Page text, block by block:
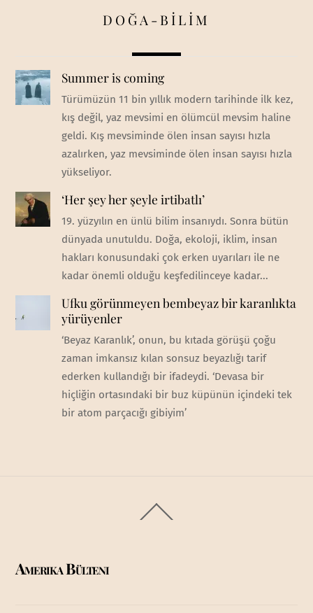
DOĞA-BİLİM
Summer is coming
Türümüzün 11 bin yıllık modern tarihinde ilk kez,
kış değil, yaz mevsimi en ölümcül mevsim haline
geldi. Kış mevsiminde ölen insan sayısı hızla
azalırken, yaz mevsiminde ölen insan sayısı hızla
yükseliyor.
‘Her şey her şeyle irtibatlı’
19. yüzyılın en ünlü bilim insanıydı. Sonra bütün
dünyada unutuldu. Doğa, ekoloji, iklim, insan
hakları konusundaki çok erken uyarıları ile ne
kadar önemli olduğu keşfedilinceye kadar...
Ufku görünmeyen bembeyaz bir karanlıkta
yürüyenler
‘Beyaz Karanlık’, onun, bu kıtada görüşü çoğu
zaman imkansız kılan sonsuz beyazlığı tarif
ederken kullandığı bir ifadeydi. ‘Devasa bir
hiçliğin ortasındaki bir buz küpünün içindeki tek
bir atom parçacığı gibiyim’
To
Amerika Bülteni